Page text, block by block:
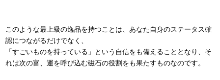
このような最上級の逸品を持つことは、あなた自身のステータス確
認につながるだけでなく、
「すごいものを持っている」という自信をも備えることとなり、そ
れは次の富、運を呼び込む磁石の役割をも果たすものなのです。